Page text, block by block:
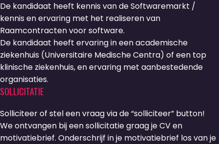
De kandidaat heeft kennis van de Softwaremarkt /
kennis en ervaring met het realiseren van
Raamcontracten voor software.
De kandidaat heeft ervaring in een academische
ziekenhuis (Universitaire Medische Centra) of een top
klinische ziekenhuis, en ervaring met aanbestedende
organisaties.
SOLLICITATIE
Solliciteer of stel een vraag via de “solliciteer” button!
We ontvangen bij een sollicitatie graag je CV en
motivatiebrief. Onderschrijf in je motivatiebrief los van je